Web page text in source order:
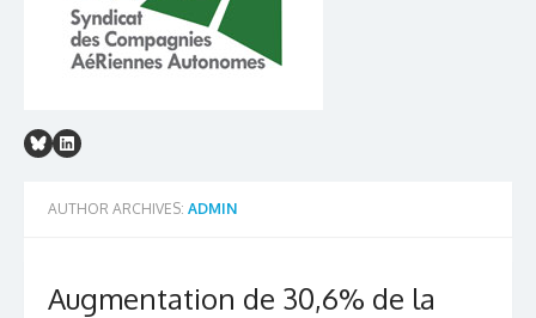
AUTHOR ARCHIVES: ADMIN
Augmentation de 30,6% de la